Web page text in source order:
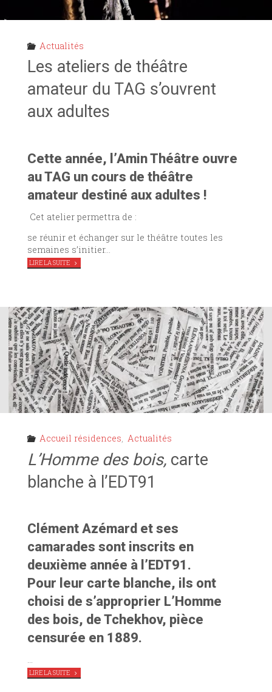
Actualités
Les ateliers de théâtre
amateur du TAG s’ouvrent
aux adultes
Cette année, l’Amin Théâtre ouvre
au TAG un cours de théâtre
amateur destiné aux adultes !
Cet atelier permettra de :
se réunir et échanger sur le théâtre toutes les
semaines s’initier…
LIRE LA SUITE"LES
ATELIERS
TAG
S’OUVRENT
AUX
ADULTES"
Accueil résidences, Actualités
L’Homme des bois,carte
blanche à l’EDT91
Clément Azémard et ses
camarades sont inscrits en
deuxième année à l’EDT91.
Pour leur carte blanche, ils ont
choisi de s’approprier L’Homme
des bois, de Tchekhov, pièce
censurée en 1889.
…
LIRE LA SUITE"
L’HOMME
DES